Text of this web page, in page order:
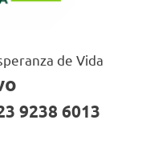
de Vida
9238 6013